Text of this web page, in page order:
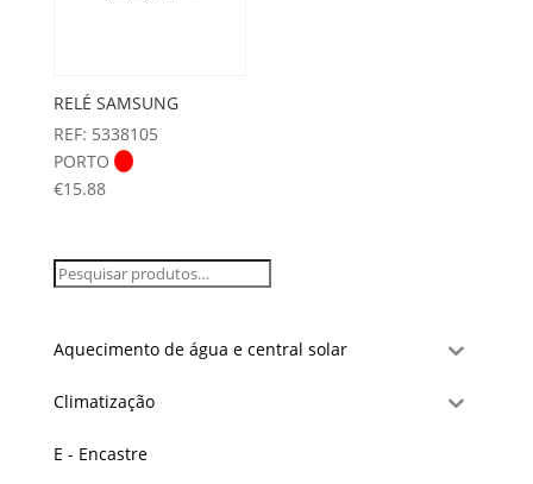
RELÉ SAMSUNG
REF: 5338105
PORTO
€15.88
Aquecimento de água e central solar
Climatização
E - Encastre